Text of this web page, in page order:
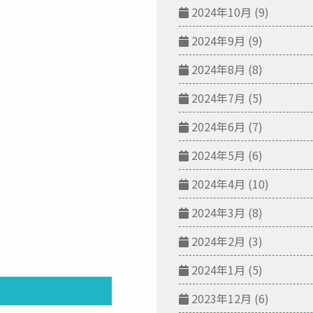
2024年10月 (9)
2024年9月 (9)
2024年8月 (8)
2024年7月 (5)
2024年6月 (7)
2024年5月 (6)
2024年4月 (10)
2024年3月 (8)
2024年2月 (3)
2024年1月 (5)
2023年12月 (6)